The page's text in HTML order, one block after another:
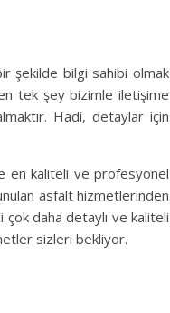
şekilde bilgi sahibi olmak
tek şey bizimle iletişime
Hadi, detaylar için
en kaliteli ve profesyonel
asfalt hizmetlerinden
daha detaylı ve kaliteli
sizleri bekliyor.